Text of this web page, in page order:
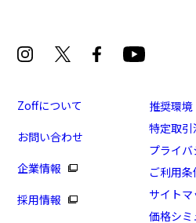
Zoffについて
お問い合わせ
企業情報
採用情報
推奨環境
特定取
プライ
ご利用条
サイト
価格シ